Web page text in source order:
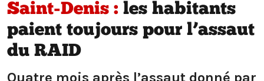
Saint-Denis : les habitants
paient toujours pour l’assaut
du RAID
Quatre mois après l’assaut donné par